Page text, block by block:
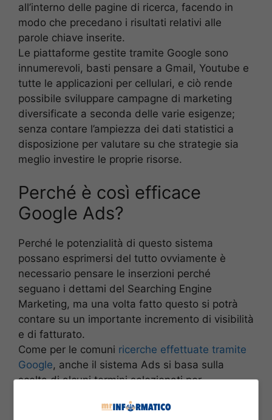
all’interno delle pagine di ricerca, facendo in
modo che precedano i risultati relativi alle
parole chiave inserite.
Le piattaforme gestite tramite Google sono
innumerevoli, basti pensare a Gmail, Youtube e
tutte le applicazioni per cellulari, e ciò rende
possibile sviluppare campagne di marketing
diversificate a seconda delle varie esigenze;
senza contare l’ampiezza dei dati statistici a
disposizione per valutare su che strategie sia
meglio investire le proprie risorse.
Perché è così efficace
Google Ads?
Perché le potenzialità di questo sistema
possano esprimersi del tutto ovviamente è
necessario pensare le inserzioni perché
seguano i dettami del Searching Engine
Marketing, ma una volta fatto questo si potrà
contare su un importante incremento di visibilità
e di fatturato.
Come per le comuni ricerche effettuate tramite
Google, anche il sistema Ads si basa sulla
scelta di alcuni termini selezionati per
possibili acquirenti, ma è necessario scegliere le